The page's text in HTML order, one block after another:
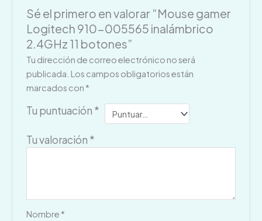
Sé el primero en valorar “Mouse gamer
Logitech 910-005565 inalámbrico
2.4GHz 11 botones”
Tu dirección de correo electrónico no será
publicada. Los campos obligatorios están
marcados con *
Tu puntuación *
Tu valoración *
Nombre *